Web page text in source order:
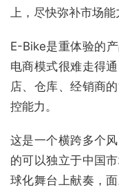
上，尽快弥补市场能
E-Bike是重体验的
电商模式很难走得
店、仓库、经销商
控能力。
这是一个横跨多个
的可以独立于中国
球化舞台上献奏，